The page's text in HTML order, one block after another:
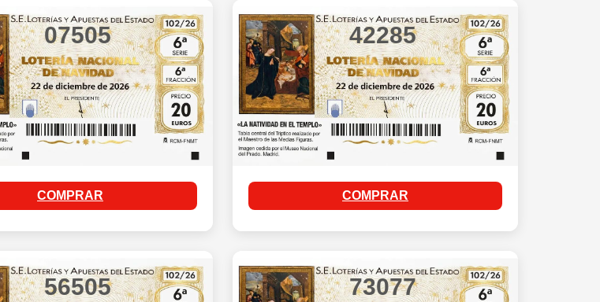
07505
COMPRAR
42285
COMPRAR
56505 73077